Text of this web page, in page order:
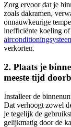
Zorg ervoor dat je
zoals dakramen,
onnauwkeurige
inefficiënte koeling
verkorten.
2. Plaats je
meeste tijd
Installeer de
Dat verhoogt zowel
je tegelijk de
gelijkmatig door de